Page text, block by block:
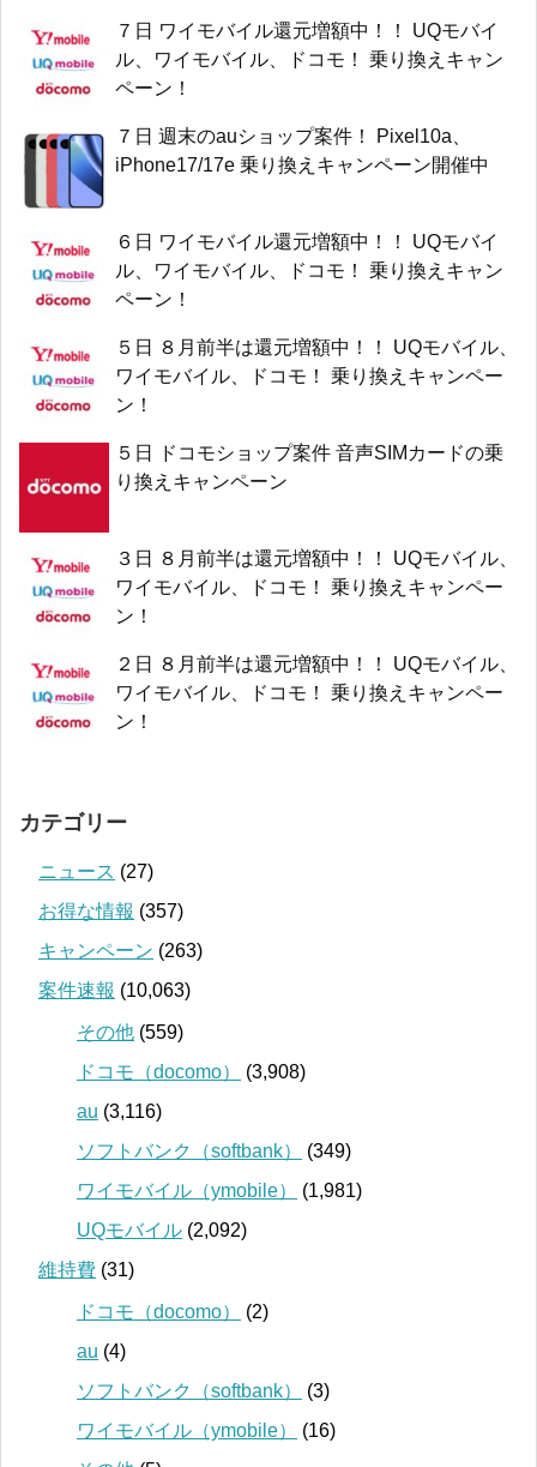
７日 ワイモバイル還元増額中！！ UQモバイ
ル、ワイモバイル、ドコモ！ 乗り換えキャン
ペーン！
７日 週末のauショップ案件！ Pixel10a、
iPhone17/17e 乗り換えキャンペーン開催中
６日 ワイモバイル還元増額中！！ UQモバイ
ル、ワイモバイル、ドコモ！ 乗り換えキャン
ペーン！
５日 ８月前半は還元増額中！！ UQモバイル、
ワイモバイル、ドコモ！ 乗り換えキャンペー
ン！
５日 ドコモショップ案件 音声SIMカードの乗
り換えキャンペーン
３日 ８月前半は還元増額中！！ UQモバイル、
ワイモバイル、ドコモ！ 乗り換えキャンペー
ン！
２日 ８月前半は還元増額中！！ UQモバイル、
ワイモバイル、ドコモ！ 乗り換えキャンペー
ン！
カテゴリー
ニュース (27)
お得な情報 (357)
キャンペーン (263)
案件速報 (10,063)
その他 (559)
ドコモ（docomo）
(3,908)
au (3,116)
ソフトバンク（softbank）
(349)
ワイモバイル（ymobile）
(1,981)
UQモバイル (2,092)
維持費 (31)
ドコモ（docomo）
(2)
au (4)
ソフトバンク（softbank）
(3)
ワイモバイル（ymobile）
(16)